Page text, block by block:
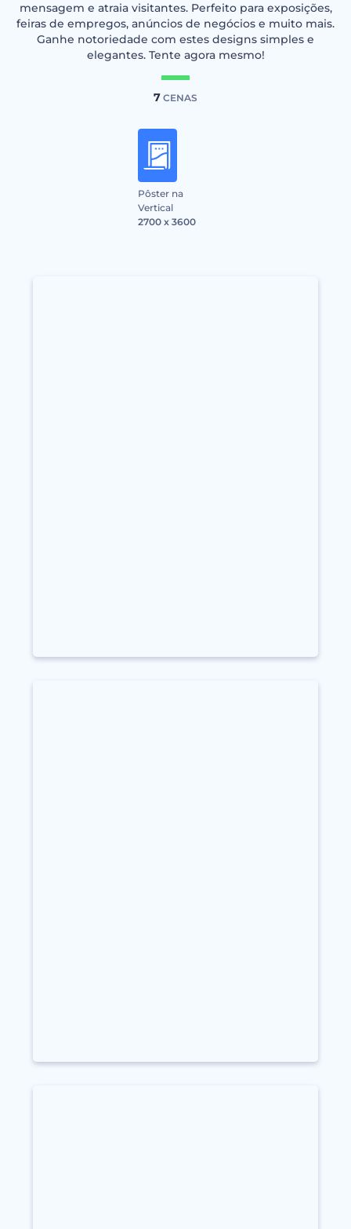
mensagem e atraia visitantes. Perfeito para exposições,
feiras de empregos, anúncios de negócios e muito mais.
Ganhe notoriedade com estes designs simples e
elegantes. Tente agora mesmo!
7 CENAS
Pôster na
Vertical
2700 x 3600